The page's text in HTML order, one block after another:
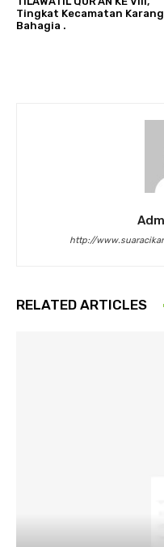
Tingkat Kecamatan Karang
Bahagia .
http://
RELATED ARTICLES